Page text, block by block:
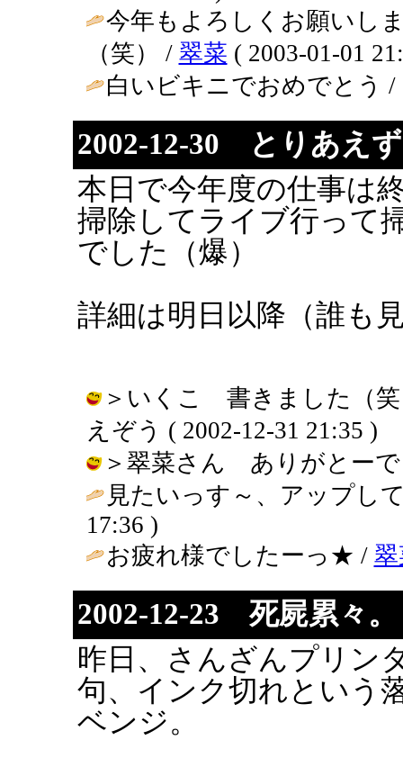
今年もよろしくお願い
（笑） / 翠菜 ( 2003-01-01
白いビキニでおめでとう /
2002-12-30 とりあえ
本日で今年度の仕事は
掃除してライブ行って
でした（爆）
詳細は明日以降（誰も
＞いくこ 書きました（笑
えぞう ( 2002-12-31 21:35 )
＞翠菜さん ありがとーで
見たいっす～、アップし
17:36 )
お疲れ様でしたーっ★ /
2002-12-23 死屍累々。
昨日、さんざんプリン
句、インク切れという
ベンジ。